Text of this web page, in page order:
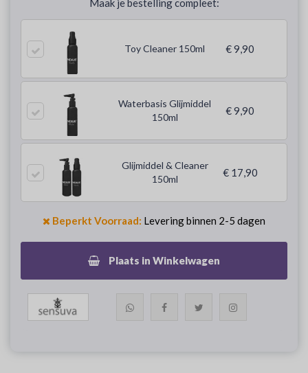
Maak je bestelling compleet:
Toy Cleaner 150ml € 9,90
Waterbasis Glijmiddel
150ml
€ 9,90
Glijmiddel & Cleaner
150ml
€ 17,90
Beperkt Voorraad: Levering binnen 2-5 dagen
Plaats in Winkelwagen